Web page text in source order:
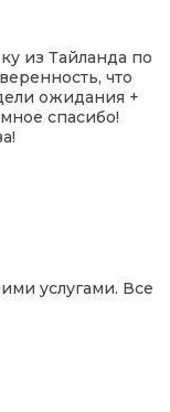
из Тайланда по
что
ожидания +
спасибо!
услугами. Все